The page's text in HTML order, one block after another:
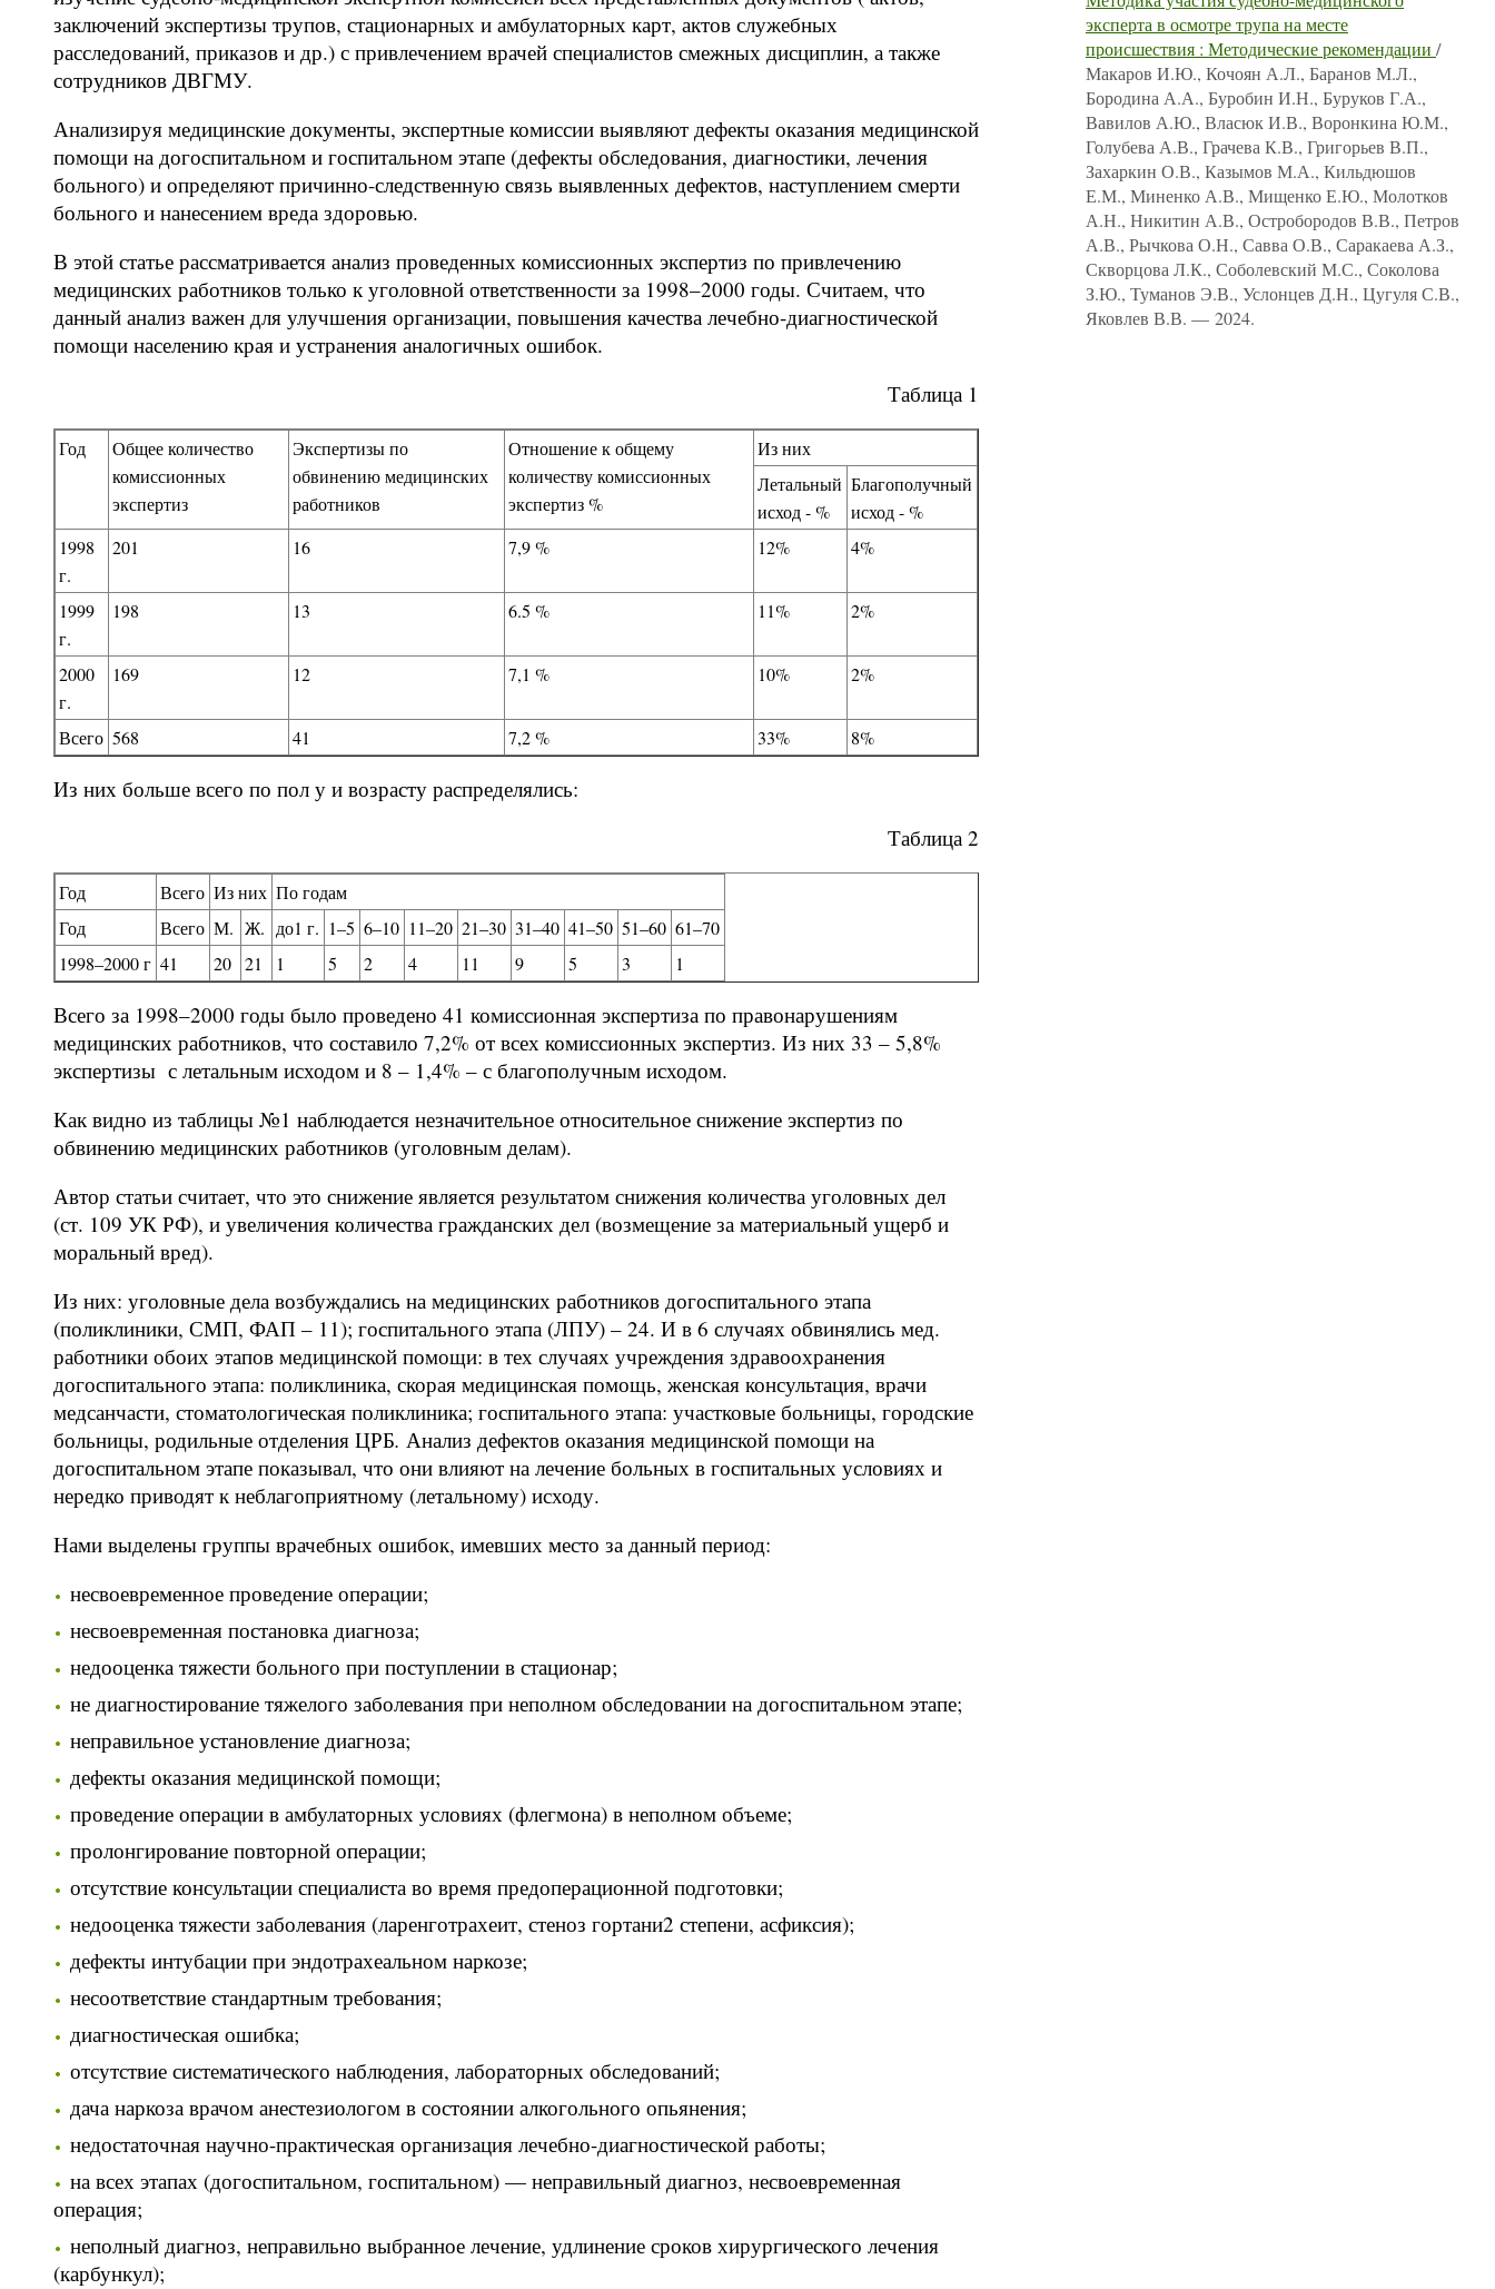
заключений экспертизы трупов, стационарных и амбулаторных карт, актов служебных
расследований, приказов и др.) с привлечением врачей специалистов смежных дисциплин, а также
сотрудников ДВГМУ.
Анализируя медицинские документы, экспертные комиссии выявляют дефекты оказания медицинской
помощи на догоспитальном и госпитальном этапе (дефекты обследования, диагностики, лечения
больного) и определяют причинно-следственную связь выявленных дефектов, наступлением смерти
больного и нанесением вреда здоровью.
В этой статье рассматривается анализ проведенных комиссионных экспертиз по привлечению
медицинских работников только к уголовной ответственности за 1998–2000 годы. Считаем, что
данный анализ важен для улучшения организации, повышения качества лечебно-диагностической
помощи населению края и устранения аналогичных ошибок.
Таблица 1
Год
Общее количество
комиссионных
экспертиз
Экспертизы по
обвинению медицинских
работников
Отношение к общему
количеству комиссионных
экспертиз %
Из них
Летальный
исход - %
Благополучный
исход - %
1998
г.
201 16 7,9 % 12% 4%
1999
г.
198 13 6.5 % 11% 2%
2000
г.
169 12 7,1 % 10% 2%
Всего 568 41 7,2 % 33% 8%
Из них больше всего по пол у и возрасту распределялись:
Таблица 2
Год Всего Из них По годам
Год
Всего М. Ж. до1 г. 1–5 6–10 11–20 21–30 31–40 41–50 51–60 61–70
1998–2000 г 41 20 21 1 5 2 4 11 9 5 3 1
Всего за 1998–2000 годы было проведено 41 комиссионная экспертиза по правонарушениям
медицинских работников, что составило 7,2% от всех комиссионных экспертиз. Из них 33 – 5,8%
экспертизы с летальным исходом и 8 – 1,4% – с благополучным исходом.
Как видно из таблицы №1 наблюдается незначительное относительное снижение экспертиз по
обвинению медицинских работников (уголовным делам).
Автор статьи считает, что это снижение является результатом снижения количества уголовных дел
(ст. 109 УК РФ), и увеличения количества гражданских дел (возмещение за материальный ущерб и
моральный вред).
Из них: уголовные дела возбуждались на медицинских работников догоспитального этапа
(поликлиники, СМП, ФАП – 11); госпитального этапа (ЛПУ) – 24. И в 6 случаях обвинялись мед.
работники обоих этапов медицинской помощи: в тех случаях учреждения здравоохранения
догоспитального этапа: поликлиника, скорая медицинская помощь, женская консультация, врачи
медсанчасти, стоматологическая поликлиника; госпитального этапа: участковые больницы, городские
больницы, родильные отделения ЦРБ. Анализ дефектов оказания медицинской помощи на
догоспитальном этапе показывал, что они влияют на лечение больных в госпитальных условиях и
нередко приводят к неблагоприятному (летальному) исходу.
Нами выделены группы врачебных ошибок, имевших место за данный период:
несвоевременное проведение операции;
несвоевременная постановка диагноза;
недооценка тяжести больного при поступлении в стационар;
не диагностирование тяжелого заболевания при неполном обследовании на догоспитальном этапе;
неправильное установление диагноза;
дефекты оказания медицинской помощи;
проведение операции в амбулаторных условиях (флегмона) в неполном объеме;
пролонгирование повторной операции;
отсутствие консультации специалиста во время предоперационной подготовки;
недооценка тяжести заболевания (ларенготрахеит, стеноз гортани2 степени, асфиксия);
дефекты интубации при эндотрахеальном наркозе;
несоответствие стандартным требования;
диагностическая ошибка;
отсутствие систематического наблюдения, лабораторных обследований;
дача наркоза врачом анестезиологом в состоянии алкогольного опьянения;
недостаточная научно-практическая организация лечебно-диагностической работы;
на всех этапах (догоспитальном, госпитальном) — неправильный диагноз, несвоевременная
операция;
неполный диагноз, неправильно выбранное лечение, удлинение сроков хирургического лечения
(карбункул);
эксперта в осмотре трупа на месте
происшествия : Методические рекомендации /
Макаров И.Ю., Кочоян А.Л., Баранов М.Л.,
Бородина А.А., Буробин И.Н., Буруков Г.А.,
Вавилов А.Ю., Власюк И.В., Воронкина Ю.М.,
Голубева А.В., Грачева К.В., Григорьев В.П.,
Захаркин О.В., Казымов М.А., Кильдюшов
Е.М., Миненко А.В., Мищенко Е.Ю., Молотков
А.Н., Никитин А.В., Остробородов В.В., Петров
А.В., Рычкова О.Н., Савва О.В., Саракаева А.З.,
Скворцова Л.К., Соболевский М.С., Соколова
З.Ю., Туманов Э.В., Услонцев Д.Н., Цугуля С.В.,
Яковлев В.В. — 2024.